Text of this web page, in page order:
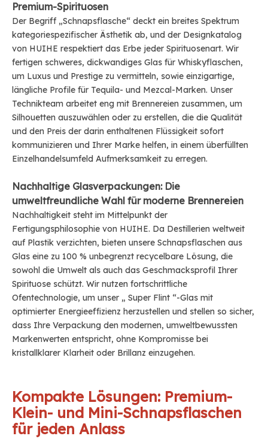
Premium-Spirituosen
Der Begriff „Schnapsflasche“ deckt ein breites Spektrum
kategoriespezifischer Ästhetik ab, und der Designkatalog
von HUIHE respektiert das Erbe jeder Spirituosenart. Wir
fertigen schweres, dickwandiges Glas für Whiskyflaschen,
um Luxus und Prestige zu vermitteln, sowie einzigartige,
längliche Profile für Tequila- und Mezcal-Marken. Unser
Technikteam arbeitet eng mit Brennereien zusammen, um
Silhouetten auszuwählen oder zu erstellen, die die Qualität
und den Preis der darin enthaltenen Flüssigkeit sofort
kommunizieren und Ihrer Marke helfen, in einem überfüllten
Einzelhandelsumfeld Aufmerksamkeit zu erregen.
Nachhaltige Glasverpackungen: Die
umweltfreundliche Wahl für moderne Brennereien
Nachhaltigkeit steht im Mittelpunkt der
Fertigungsphilosophie von HUIHE. Da Destillerien weltweit
auf Plastik verzichten, bieten unsere Schnapsflaschen aus
Glas eine zu 100 % unbegrenzt recycelbare Lösung, die
sowohl die Umwelt als auch das Geschmacksprofil Ihrer
Spirituose schützt. Wir nutzen fortschrittliche
Ofentechnologie, um unser „ Super Flint “-Glas mit
optimierter Energieeffizienz herzustellen und stellen so sicher,
dass Ihre Verpackung den modernen, umweltbewussten
Markenwerten entspricht, ohne Kompromisse bei
kristallklarer Klarheit oder Brillanz einzugehen.
Kompakte Lösungen: Premium-
Klein- und Mini-Schnapsflaschen
für jeden Anlass